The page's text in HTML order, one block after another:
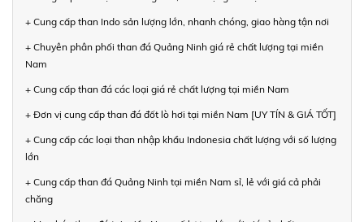
+ Cung cấp than Indo sản lượng lớn, nhanh chóng, giao hàng tận nơi
+ Chuyên phân phối than đá Quảng Ninh giá rẻ chất lượng tại miền
Nam
+ Cung cấp than đá các loại giá rẻ chất lượng tại miền Nam
+ Đơn vị cung cấp than đá đốt lò hơi tại miền Nam [UY TÍN & GIÁ TỐT]
+ Cung cấp các loại than nhập khẩu Indonesia chất lượng với số lượng
lớn
+ Cung cấp than đá Quảng Ninh tại miền Nam sỉ, lẻ với giá cả phải
chăng